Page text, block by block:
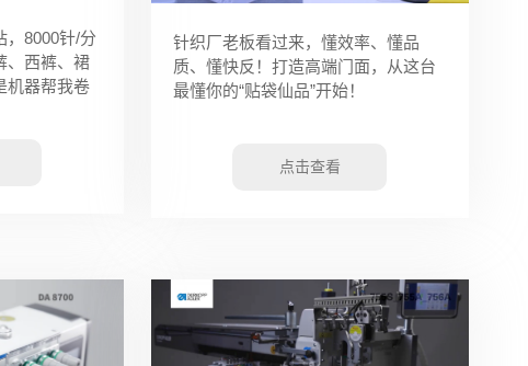
，8000针/分
、西裤、裙
机器帮我卷
针织厂老板看过来，懂效率、懂品
质、懂快反！打造高端门面，从这台
最懂你的“贴袋仙品”开始！
点击查看